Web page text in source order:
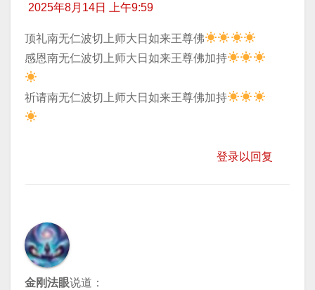
2025年8月14日 上午9:59
顶礼南无仁波切上师大日如来王尊佛
​感恩南无仁波切上师大日如来王尊佛加持
​祈请南无仁波切上师大日如来王尊佛加持
登录以回复
金刚法眼说道：